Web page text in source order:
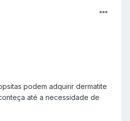
podem adquirir dermatite
até a necessidade de